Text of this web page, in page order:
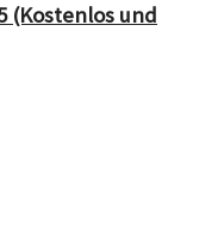
(Kostenlos und